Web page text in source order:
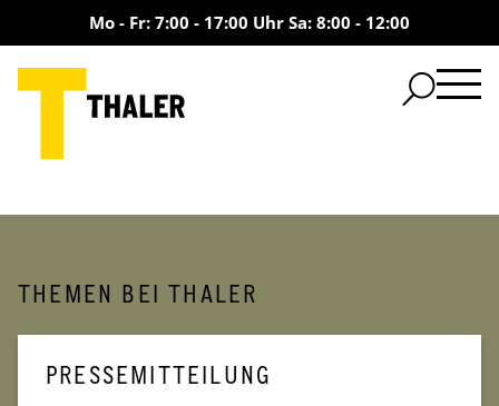
Mo - Fr: 7:00 - 17:00 Uhr Sa: 8:00 - 12:00
THEMEN BEI THALER
PRESSEMITTEILUNG